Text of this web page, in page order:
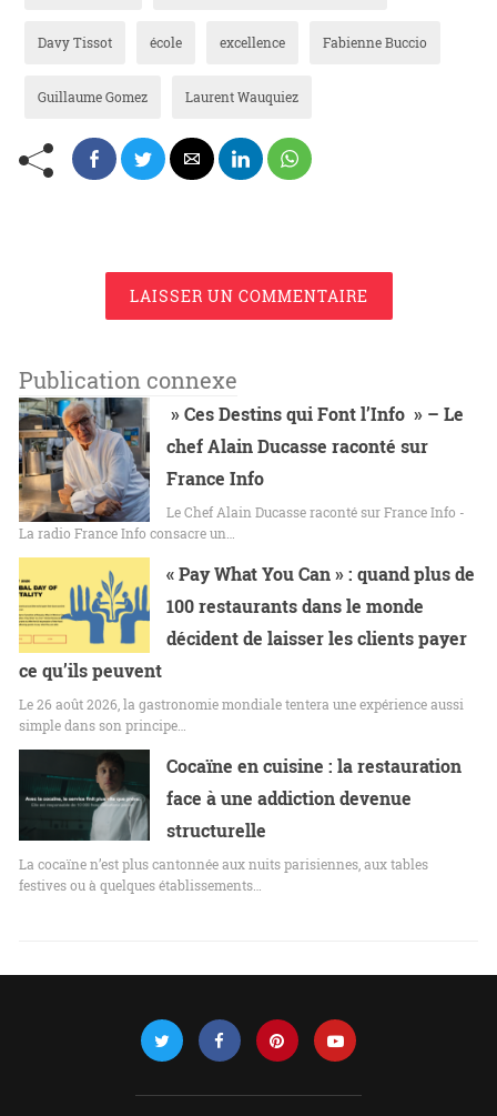
Davy Tissot école excellence Fabienne Buccio
Guillaume Gomez Laurent Wauquiez
LAISSER UN COMMENTAIRE
Publication connexe
» Ces Destins qui Font l’Info » – Le
chef Alain Ducasse raconté sur
France Info
Le Chef Alain Ducasse raconté sur France Info -
La radio France Info consacre un…
« Pay What You Can » : quand plus de
100 restaurants dans le monde
décident de laisser les clients payer
ce qu’ils peuvent
Le 26 août 2026, la gastronomie mondiale tentera une expérience aussi
simple dans son principe…
Cocaïne en cuisine : la restauration
face à une addiction devenue
structurelle
La cocaïne n’est plus cantonnée aux nuits parisiennes, aux tables
festives ou à quelques établissements…